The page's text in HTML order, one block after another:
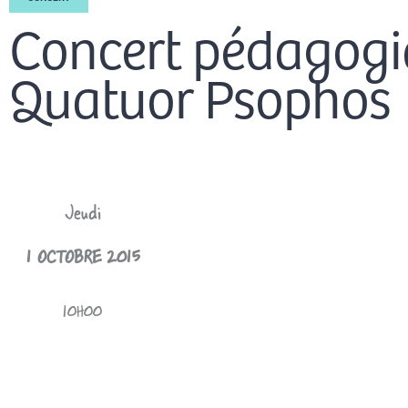
Concert
Quatuor Psophos
Jeudi
1 OCTOBRE 2015
10H00